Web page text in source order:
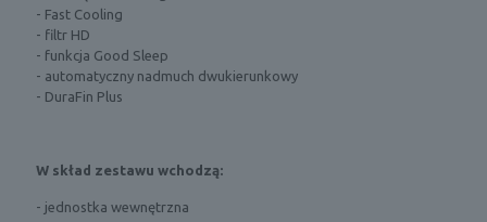
- Fast Cooling
- filtr HD
- funkcja Good Sleep
- automatyczny nadmuch dwukierunkowy
- DuraFin Plus
W skład zestawu wchodzą:
- jednostka wewnętrzna